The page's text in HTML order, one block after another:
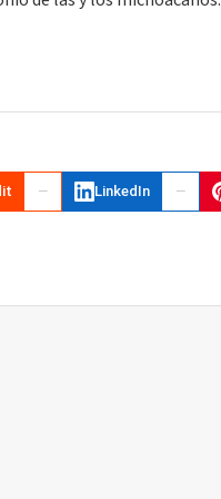
LinkedIn